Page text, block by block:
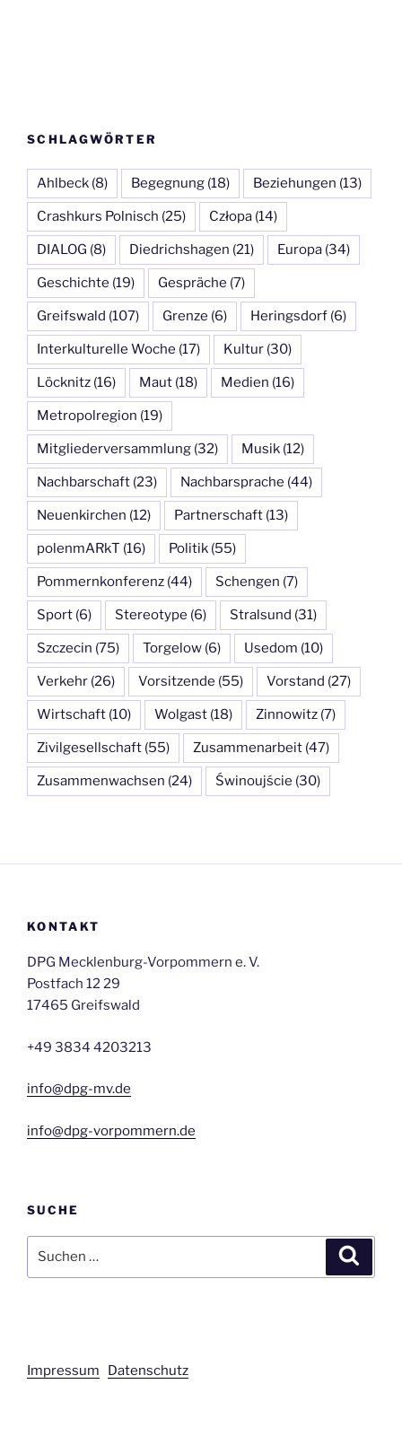
SCHLAGWÖRTER
Ahlbeck (8) Begegnung (18) Beziehungen (13)
Crashkurs Polnisch (25) Człopa (14)
DIALOG (8) Diedrichshagen (21) Europa (34)
Geschichte (19) Gespräche (7)
Greifswald (107) Grenze (6) Heringsdorf (6)
Interkulturelle Woche (17) Kultur (30)
Löcknitz (16) Maut (18) Medien (16)
Metropolregion (19)
Mitgliederversammlung (32) Musik (12)
Nachbarschaft (23) Nachbarsprache (44)
Neuenkirchen (12) Partnerschaft (13)
polenmARkT (16) Politik (55)
Pommernkonferenz (44) Schengen (7)
Sport (6) Stereotype (6) Stralsund (31)
Szczecin (75) Torgelow (6) Usedom (10)
Verkehr (26) Vorsitzende (55) Vorstand (27)
Wirtschaft (10) Wolgast (18) Zinnowitz (7)
Zivilgesellschaft (55) Zusammenarbeit (47)
Zusammenwachsen (24) Świnoujście (30)
KONTAKT
DPG Mecklenburg-Vorpommern e. V.
Postfach 12 29
17465 Greifswald
+49 3834 4203213
info@dpg-mv.de
info@dpg-vorpommern.de
SUCHE
nach:
Impressum Datenschutz